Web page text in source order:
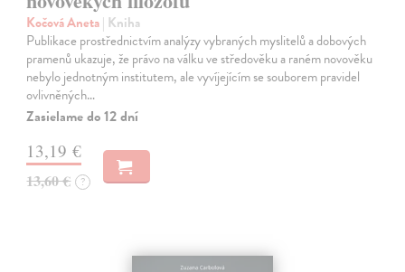
Kočová Aneta| Kniha
Publikace prostřednictvím analýzy vybraných myslitelů a dobových
pramenů ukazuje, že právo na válku ve středověku a raném novověku
nebylo jednotným institutem, ale vyvíjejícím se souborem pravidel
ovlivněných…
Zasielame do 12 dní
13,19 €
13,60 € ?